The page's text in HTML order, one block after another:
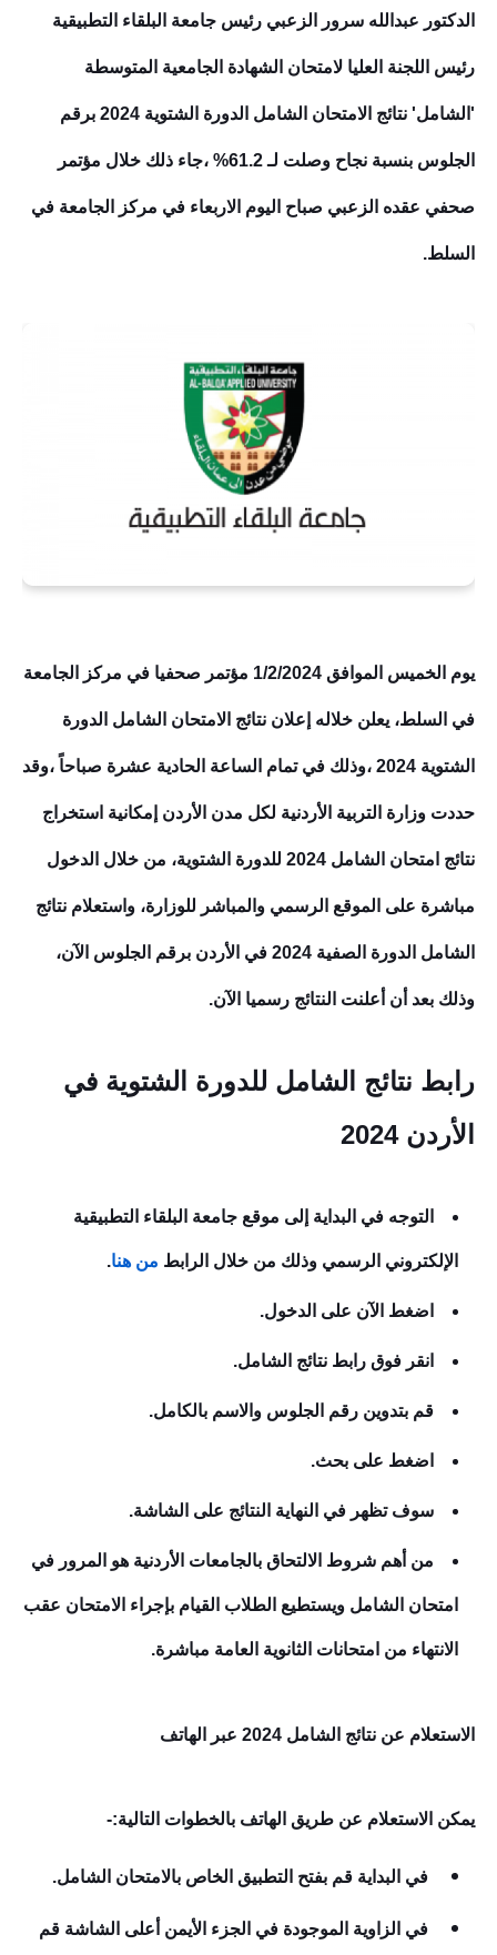
الدكتور عبدالله سرور الزعبي رئيس جامعة البلقاء التطبيقية
رئيس اللجنة العليا لامتحان الشهادة الجامعية المتوسطة
'الشامل' نتائج الامتحان الشامل الدورة الشتوي ة 2024 برقم
الجلوس بنسبة نجاح وصلت لـ 61.2% ،جاء ذلك خلال مؤتمر
صحفي عقده الزعبي صباح اليوم الاربعاء في مركز الجامعة في
السلط.
يوم الخميس الموافق 1/2/2024 مؤتمر صحفيا في مركز الجامعة
في السلط، يعلن خلاله إعلان نتائج الامتحان الشامل الدورة
الشتوية 2024 ،وذلك في تمام الساعة الحادية عشرة صباحاً ،وقد
حددت وزارة التربية الأردنية لكل مدن الأردن إمكانية استخراج
نتائج امتحان الشامل 2024 للدورة ال شتوية، من خلال الدخول
مباشرة على الموقع الرسمي والمباشر للوزارة، واستعلام نتائج
الشامل الدورة الصفية 2024 في الأردن برقم الجلوس الآن،
وذلك بعد أن أعلنت النتائج رسميا الآن.
رابط نتائج الشامل للدورة الشتوية في
الأردن 2024
التوجه في البداية إلى موقع جامعة البلقاء التطبيقية
الإلكتروني الرسمي وذلك من خلال الرابط من هنا.
اضغط الآن على الدخول.
انقر فوق رابط نتائج الشامل.
قم بتدوين رقم الجلوس والاسم بالكامل.
اضغط على بحث.
سوف تظهر في النهاية النتائج على الشاشة.
من أهم شروط الالتحاق بالجامعات الأردنية هو المرور في
امتحان الشامل ويستطيع الطلاب القيام بإجراء الامتحان عقب
الانتهاء من امتحانات الثانوية العامة مباشرة.
الاستعلام عن نتائج الشامل 2024 عبر الهاتف
يمكن الاستعلام عن طريق الهاتف بالخطوات التالية:-
في البداية قم بفتح التطبيق الخاص بالامتحان الشامل.
في الزاوية الموجودة في الجزء الأيمن أعلى الشاشة قم